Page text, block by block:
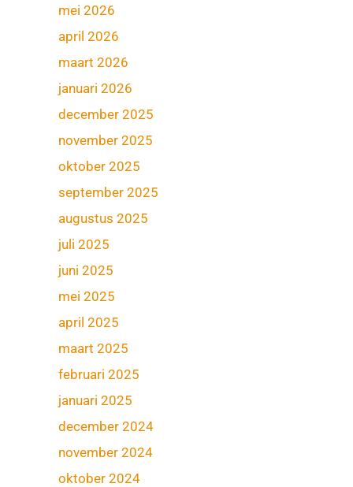
mei 2026
april 2026
maart 2026
januari 2026
december 2025
november 2025
oktober 2025
september 2025
augustus 2025
juli 2025
juni 2025
mei 2025
april 2025
maart 2025
februari 2025
januari 2025
december 2024
november 2024
oktober 2024